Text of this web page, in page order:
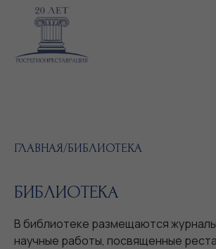
ГЛАВНАЯ/БИБЛИОТЕКА
БИБЛИОТЕКА
В библиотеке размещаются
научные работы, посвященные